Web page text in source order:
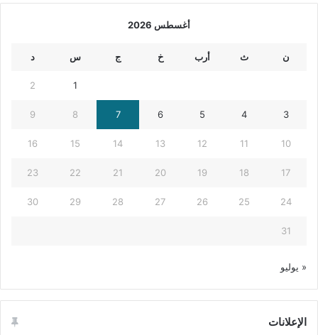
أغسطس 2026
ن ث أرب خ ج س د
1
2
3
4
5
6
7
8
9
10
11
12
13
14
15
16
17
18
19
20
21
22
23
24
25
26
27
28
29
30
31
« يوليو
الإعلانات